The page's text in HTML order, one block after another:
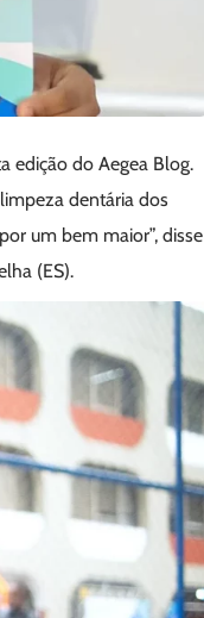
edição do Aegea Blog.
dentária dos
um bem maior”, disse
(ES).